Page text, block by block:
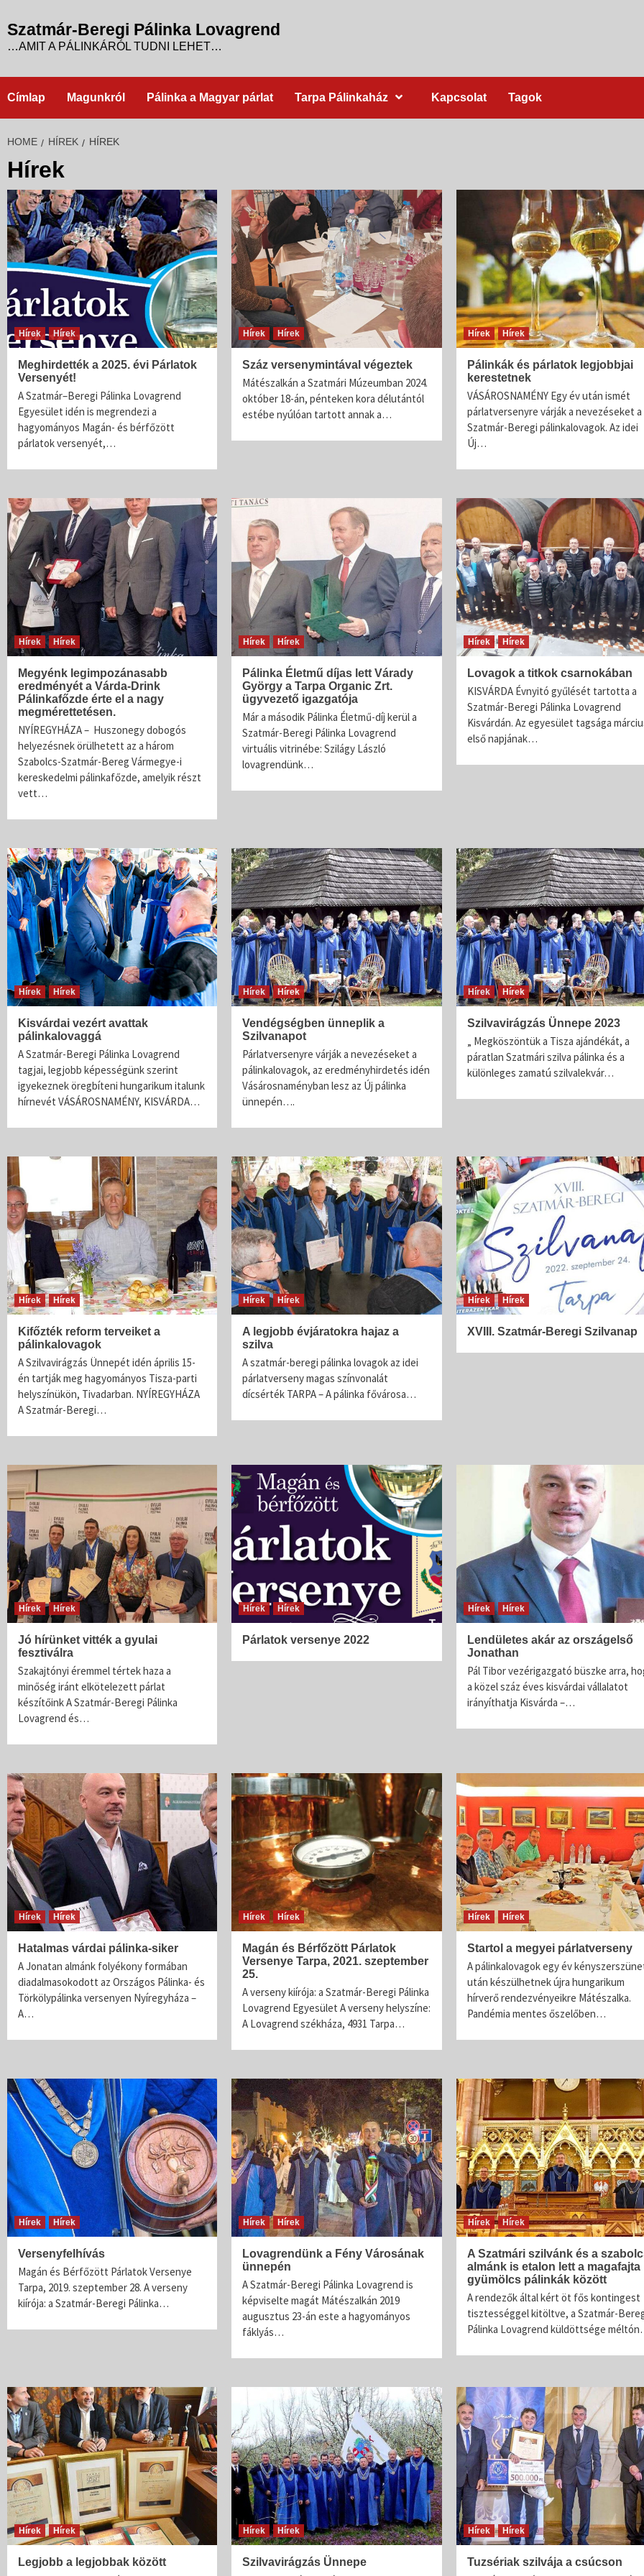
to
content
Szatmár-Beregi Pálinka Lovagrend
…AMIT A PÁLINKÁRÓL TUDNI LEHET…
Címlap Magunkról Pálinka a Magyar párlat Tarpa Pálinkaház Kapcsolat Tagok
HOME HÍREK HÍREK
Hírek
Hírek Hírek
Meghirdették a 2025. évi Párlatok
Versenyét!
A Szatmár–Beregi Pálinka Lovagrend
Egyesület idén is megrendezi a
hagyományos Magán- és bérfőzött
párlatok versenyét,…
Hírek Hírek
Száz versenymintával végeztek
Mátészalkán a Szatmári Múzeumban 2024.
október 18-án, pénteken kora délutántól
estébe nyúlóan tartott annak a…
Hírek Hírek
Pálinkák és párlatok legjobbjai
kerestetnek
VÁSÁROSNAMÉNY Egy év után ismét
párlatversenyre várják a nevezéseket a
Szatmár-Beregi pálinkalovagok. Az idei
Új…
Hírek Hírek
Megyénk legimpozánasabb
eredményét a Várda-Drink
Pálinkafőzde érte el a nagy
megmérettetésen.
NYÍREGYHÁZA – Huszonegy dobogós
helyezésnek örülhetett az a három
Szabolcs-Szatmár-Bereg Vármegye-i
kereskedelmi pálinkafőzde, amelyik részt
vett…
Hírek Hírek
Pálinka Életmű díjas lett Várady
György a Tarpa Organic Zrt.
ügyvezető igazgatója
Már a második Pálinka Életmű-díj kerül a
Szatmár-Beregi Pálinka Lovagrend
virtuális vitrinébe: Szilágy László
lovagrendünk…
Hírek Hírek
Lovagok a titkok csarnokában
KISVÁRDA Évnyitó gyűlését tartotta a
Szatmár-Beregi Pálinka Lovagrend
Kisvárdán. Az egyesület tagsága
első napjának…
Hírek Hírek
Kisvárdai vezért avattak
pálinkalovaggá
A Szatmár-Beregi Pálinka Lovagrend
tagjai, legjobb képességünk szerint
igyekeznek öregbíteni hungarikum italunk
hírnevét VÁSÁROSNAMÉNY, KISVÁRDA…
Hírek Hírek
Vendégségben ünneplik a
Szilvanapot
Párlatversenyre várják a nevezéseket a
pálinkalovagok, az eredményhirdetés idén
Vásárosnaményban lesz az Új pálinka
ünnepén….
Hírek Hírek
Szilvavirágzás Ünnepe 2023
„ Megköszöntük a Tisza ajándékát, a
páratlan Szatmári szilva pálinka és a
különleges zamatú szilvalekvár…
Hírek Hírek
Kifőzték reform terveiket a
pálinkalovagok
A Szilvavirágzás Ünnepét idén április 15-
én tartják meg hagyományos Tisza-parti
helyszínükön, Tivadarban. NYÍREGYHÁZA
A Szatmár-Beregi…
Hírek Hírek
A legjobb évjáratokra hajaz a
szilva
A szatmár-beregi pálinka lovagok az idei
párlatverseny magas színvonalát
dícsérték TARPA – A pálinka fővárosa…
Hírek Hírek
XVIII. Szatmár-Beregi Szilvanap
Hírek Hírek
Jó hírünket vitték a gyulai
fesztiválra
Szakajtónyi éremmel tértek haza a
minőség iránt elkötelezett párlat
készítőink A Szatmár-Beregi Pálinka
Lovagrend és…
Hírek Hírek
Párlatok versenye 2022
Hírek Hírek
Lendületes akár az országelső
Jonathan
Pál Tibor vezérigazgató büszke arra,
a közel száz éves kisvárdai vállalatot
irányíthatja Kisvárda –…
Hírek Hírek
Hatalmas várdai pálinka-siker
A Jonatan almánk folyékony formában
diadalmasokodott az Országos Pálinka- és
Törkölypálinka versenyen Nyíregyháza –
A…
Hírek Hírek
Magán és Bérfőzött Párlatok
Versenye Tarpa, 2021. szeptember
25.
A verseny kiírója: a Szatmár-Beregi Pálinka
Lovagrend Egyesület A verseny helyszíne:
A Lovagrend székháza, 4931 Tarpa…
Hírek Hírek
Startol a megyei párlatverseny
A pálinkalovagok egy év
után készülhetnek újra hungarikum
hírverő rendezvényeikre Mátészalka.
Pandémia mentes őszelőben…
Hírek Hírek
Versenyfelhívás
Magán és Bérfőzött Párlatok Versenye
Tarpa, 2019. szeptember 28. A verseny
kiírója: a Szatmár-Beregi Pálinka…
Hírek Hírek
Lovagrendünk a Fény Városának
ünnepén
A Szatmár-Beregi Pálinka Lovagrend is
képviselte magát Mátészalkán 2019
augusztus 23-án este a hagyományos
fáklyás…
Hírek Hírek
A Szatmári szilvánk és a
almánk is etalon lett a magafajta
gyümölcs pálinkák között
A rendezők által kért öt fős kontingest
tisztességgel kitöltve, a Szatmár-
Pálinka Lovagrend küldöttsége
Hírek Hírek
Legjobb a legjobbak között
Hírek Hírek
Szilvavirágzás Ünnepe
Hírek Hírek
Tuzsériak szilvája a csúcson
Lovagrend rendezvényei
Pálinkalovagok Szilvavirágzás
A Szatmár-Beregi Pálinka Lovagrend szombaton
tartotta a szokásos szilvavirágzás ünnepét. Mint
évek óta teszik, ezúttal is Tivadarnál a tiszai
emlékeztek meg a szőke...
A palinka fogyasztasa
Jellegzetes pálinkáink
Pálinka Lovagrend
Szatmári Szilvapálinka
AZ EREDETVÉDETT SZATMÁRI SZILVA Nemcsak
Magyarországon, hanem a környező országokban
jellemző a szilvapálinka készítés. A főzés
a 16-17. századból vannak említések. A...
Íz és illat jellemzők
Szilva
{jb_purplebox}Szilvából nyert pálinkák
fajsúlyosak, férfiasak, szépen kiegyensúlyozott